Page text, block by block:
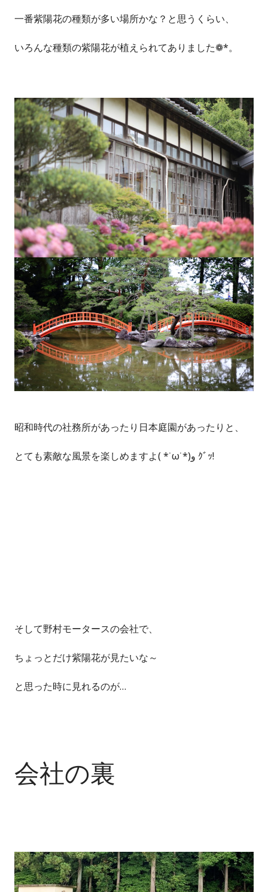
一番紫陽花の種類が多い場所かな？と思うくらい、
いろんな種類の紫陽花が植えられてありました❁*。
昭和時代の社務所があったり日本庭園があったりと、
とても素敵な風景を楽しめますよ( *˙ω˙*)و ｸﾞｯ!
そして野村モータースの会社で、
ちょっとだけ紫陽花が見たいな～
と思った時に見れるのが…
会社の裏